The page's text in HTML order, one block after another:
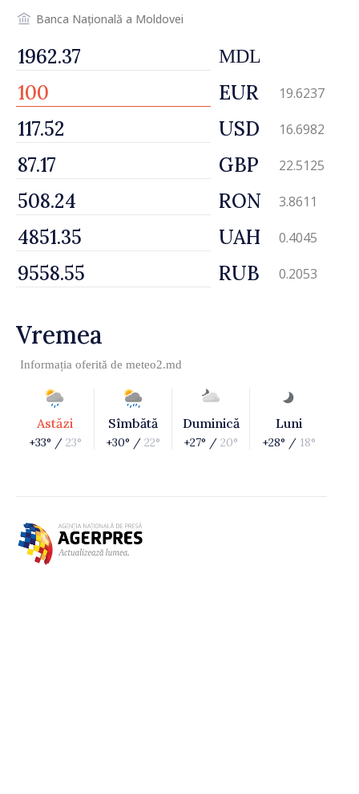
Banca Națională a Moldovei
MDL
EUR 19.6237
USD 16.6982
GBP 22.5125
RON 3.8611
UAH 0.4045
RUB 0.2053
Vremea
Informația oferită de meteo2.md
Astăzi
+33° / 23°
Sîmbătă
+30° / 22°
Duminică
+27° / 20°
Luni
+28° / 18°